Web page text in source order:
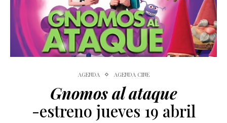
AGENDA AGENDA CINE
Gnomos al ataque
-estreno jueves 19 abril